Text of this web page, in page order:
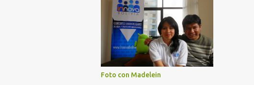
Foto con Madelein